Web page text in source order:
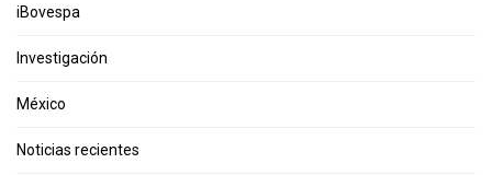
iBovespa
Investigación
México
Noticias recientes